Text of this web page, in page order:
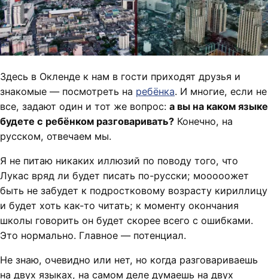
Здесь в Окленде к нам в гости приходят друзья и
знакомые — посмотреть на ребёнка. И многие, если не
все, задают один и тот же вопрос: а вы на каком языке
будете с ребёнком разговаривать? Конечно, на
русском, отвечаем мы.
Я не питаю никаких иллюзий по поводу того, что
Лукас вряд ли будет писать по-русски; мооооожет
быть не забудет к подростковому возрасту кириллицу
и будет хоть как-то читать; к моменту окончания
школы говорить он будет скорее всего с ошибками.
Это нормально. Главное — потенциал.
Не знаю, очевидно или нет, но когда разговариваешь
на двух языках, на самом деле думаешь на двух